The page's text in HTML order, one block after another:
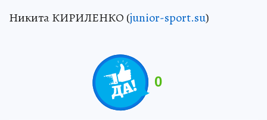
Никита КИРИЛЕНКО (junior-sport.su)
0